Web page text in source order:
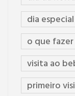
dia especial
o que
visita ao
primeiro